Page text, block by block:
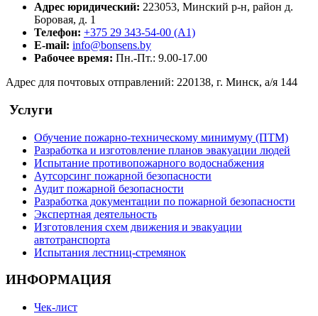
Адрес юридический: 223053, Минский р-н, район д.
Боровая, д. 1
Телефон: +375 29 343-54-00 (А1)
E-mail: info@bonsens.by
Рабочее время: Пн.-Пт.: 9.00-17.00
Адрес для почтовых отправлений: 220138, г. Минск, а/я 144
Услуги
Обучение пожарно-техническому минимуму (ПТМ)
Разработка и изготовление планов эвакуации людей
Испытание противопожарного водоснабжения
Аутсорсинг пожарной безопасности
Аудит пожарной безопасности
Разработка документации по пожарной безопасности
Экспертная деятельность
Изготовления схем движения и эвакуации
автотранспорта
Испытания лестниц-стремянок
ИНФОРМАЦИЯ
Чек-лист